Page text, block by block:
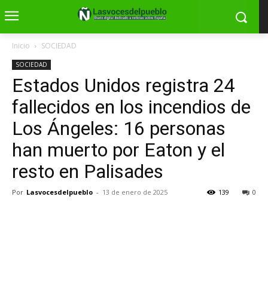
Inicio SOCIEDAD
SOCIEDAD
Estados Unidos registra 24
fallecidos en los incendios de
Los Ángeles: 16 personas
han muerto por Eaton y el
resto en Palisades
Por Lasvocesdelpueblo - 13 de enero de 2025 0
139